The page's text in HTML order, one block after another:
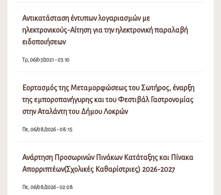
Αντικατάσταση έντυπων λογαριασμών με
ηλεκτρονικούς-Αίτηση για την ηλεκτρονική παραλαβή
ειδοποιήσεων
Τρ, 06/07/2021 - 03:10
Εορτασμός της Μεταμορφώσεως του Σωτήρος, έναρξη
της εμποροπανήγυρης και του Φεστιβάλ Γαστρονομίας
στην Αταλάντη του Δήμου Λοκρών
Πε, 06/08/2026 - 08:15
Ανάρτηση Προσωρινών Πινάκων Κατάταξης και Πίνακα
Απορριπτέων(Σχολικές Καθαρίστριες) 2026-2027
Πε, 06/08/2026 - 02:08